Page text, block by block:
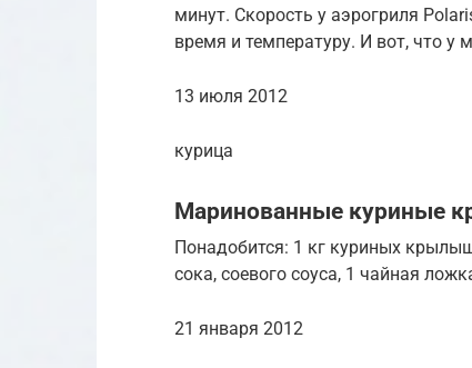
минут. Скорость у аэрогриля
время и температуру. И вот, что у
13 июля 2012
курица
Маринованные куриные
Понадобится: 1 кг куриных
сока, соевого соуса, 1 чайная
21 января 2012